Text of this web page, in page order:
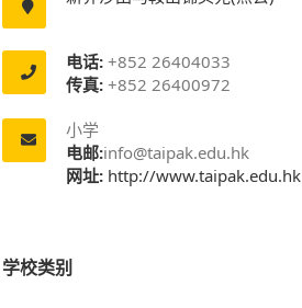
电话: +852 26404033
传真: +852 26400972
小学
电邮:info@taipak.edu.hk
网址: http://www.taipak.edu.hk
学校类别